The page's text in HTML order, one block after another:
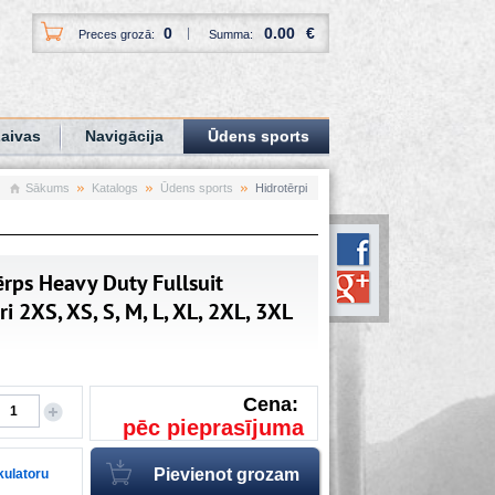
Preces grozā: 0 Summa: 0.00 €
Navigācija Ūdens sports
Sākums Katalogs Ūdens sports Hidrotērpi
Heavy Duty Fullsuit
2XS, XS, S, M, L, XL, 2XL, 3XL
Cena:
pēc pieprasījuma